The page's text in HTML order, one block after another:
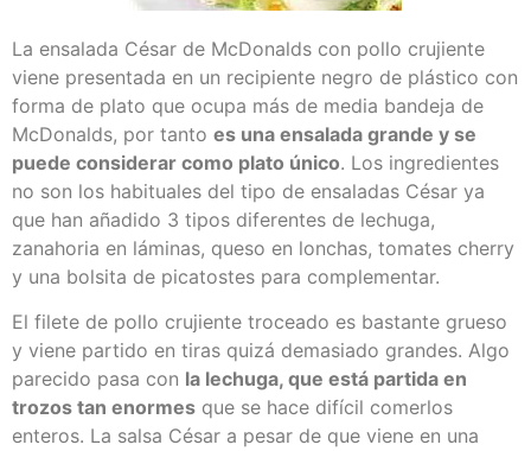
La ensalada César de McDonalds con pollo crujiente
viene presentada en un recipiente negro de plástico con
forma de plato que ocupa más de media bandeja de
McDonalds, por tanto es una ensalada grande y se
puede considerar como plato único. Los ingredientes
no son los habituales del tipo de ensaladas César ya
que han añadido 3 tipos diferentes de lechuga,
zanahoria en láminas, queso en lonchas, tomates cherry
y una bolsita de picatostes para complementar.
El filete de pollo crujiente troceado es bastante grueso
y viene partido en tiras quizá demasiado grandes. Algo
parecido pasa con la lechuga, que está partida en
trozos tan enormes que se hace difícil comerlos
enteros. La salsa César a pesar de que viene en una